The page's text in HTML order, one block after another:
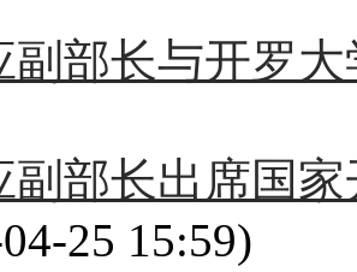
副部长与开罗
副部长出席国
25 15:59)